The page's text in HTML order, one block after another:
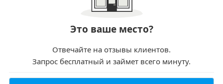
Это ваше место?
Отвечайте на отзывы клиентов.
Запрос бесплатный и займет всего минуту.